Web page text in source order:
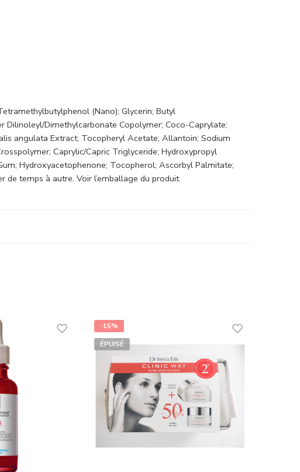
(Nano); Glycerin; Butyl
Dimethylcarbonate Copolymer; Coco-Caprylate;
angulata Extract; Tocopheryl Acetate; Allantoin; Sodium
Caprylic/Capric Triglyceride; Hydroxypropyl
Hydroxyacetophenone; Tocopherol; Ascorbyl Palmitate;
temps à autre. Voir l’emballage du produit.
-15%
ÉPUISÉ